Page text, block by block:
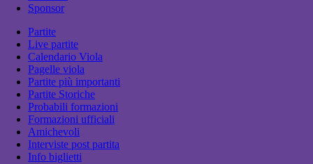
Sponsor
Partite
Live partite
Calendario Viola
Pagelle viola
Partite più importanti
Partite Storiche
Probabili formazioni
Formazioni ufficiali
Amichevoli
Interviste post partita
Info biglietti